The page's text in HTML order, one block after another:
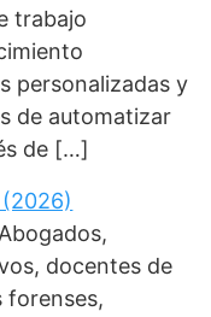
trabajo
personalizadas y
de automatizar
de […]
docentes de
forenses,